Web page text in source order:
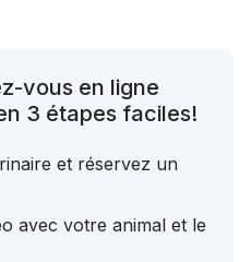
vous en ligne
3 étapes faciles!
et réservez un
avec votre animal et le